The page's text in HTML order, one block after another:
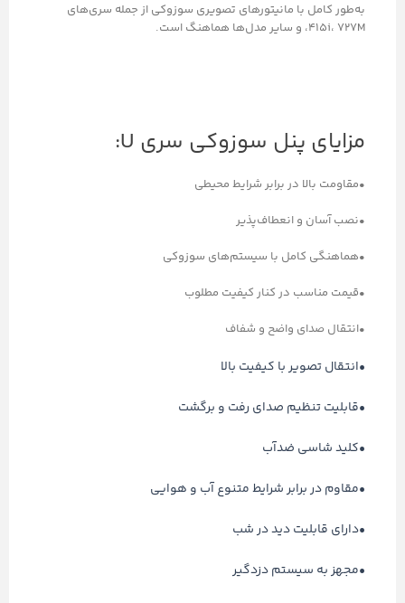
به‌طور کامل با مانیتورهای تصویری سوزوکی از جمله سری‌های
415i، 727M، و سایر مدل‌ها هماهنگ است.
مزایای پنل سوزوکی سری U:
•مقاومت بالا در برابر شرایط محیطی
•نصب آسان و انعطاف‌پذیر
•هماهنگی کامل با سیستم‌های سوزوکی
•قیمت مناسب در کنار کیفیت مطلوب
•انتقال صدای واضح و شفاف
•انتقال تصویر با کیفیت بالا
•قابلیت تنظیم صدای رفت و برگشت
•کلید شاسی ضدآب
•مقاوم در برابر شرایط متنوع آب و هوایی
•دارای قابلیت دید در شب
•مجهز به سیستم دزدگیر